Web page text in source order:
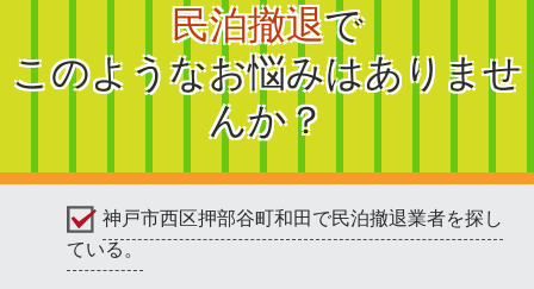
民泊撤退で
このようなお悩みはありませ
んか？
神戸市西区押部谷町和田で民泊撤退業者を探し
ている。